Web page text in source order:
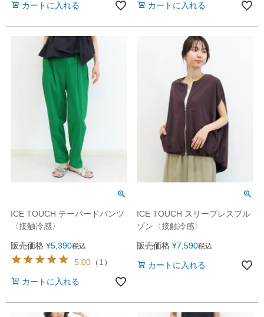
カートに入れる カートに入れる
ICE TOUCH テーパードパンツ
〈接触冷感〉
販売価格 ¥5,390税込
5.00 （1）
カートに入れる
ICE TOUCH スリーブレスブル
ゾン〈接触冷感〉
販売価格 ¥7,590税込
カートに入れる